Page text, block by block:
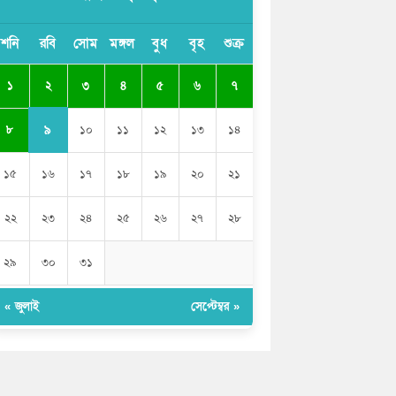
কর্মীদের আকামা নিয়ে বড় সুখবর
সৌদি সরকার
পূর্ব সীমান্তে এখন ‘আরেকটি পাকিস্তান’
উঠেছে: সজীব ওয়াজেদ জয়
শনি রবি সোম মঙ্গল বুধ বৃহ শুক্র
১ ২ ৩ ৪ ৫ ৬ ৭
৮ ৯ ১০ ১১ ১২ ১৩ ১৪
১৫ ১৬ ১৭ ১৮ ১৯ ২০ ২১
২২ ২৩ ২৪ ২৫ ২৬ ২৭ ২৮
২৯ ৩০ ৩১
« জুলাই সেপ্টেম্বর »